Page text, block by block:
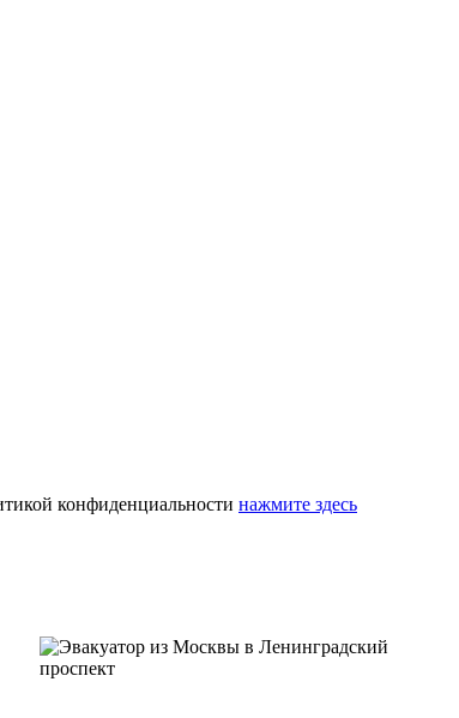
конфиденциальности нажмите здесь